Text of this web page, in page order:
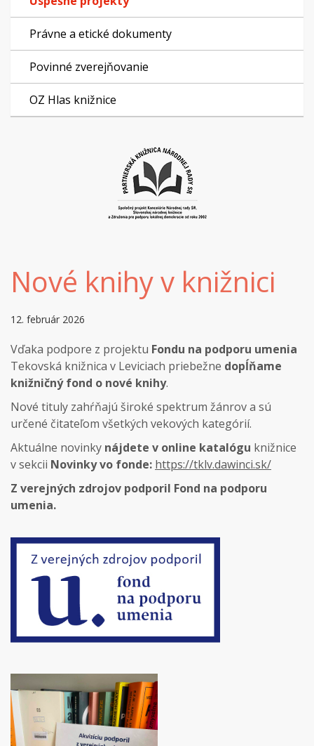
Právne a etické dokumenty
Povinné zverejňovanie
OZ Hlas knižnice
Nové knihy v knižnici
12. február 2026
Vďaka podpore z projektu Fondu na podporu umenia
Tekovská knižnica v Leviciach priebežne dopĺňame
knižničný fond o nové knihy.
Nové tituly zahŕňajú široké spektrum žánrov a sú
určené čitateľom všetkých vekových kategórií.
Aktuálne novinky nájdete v online katalógu knižnice
v sekcii Novinky vo fonde: https://tklv.dawinci.sk/
Z verejných zdrojov podporil Fond na podporu
umenia.